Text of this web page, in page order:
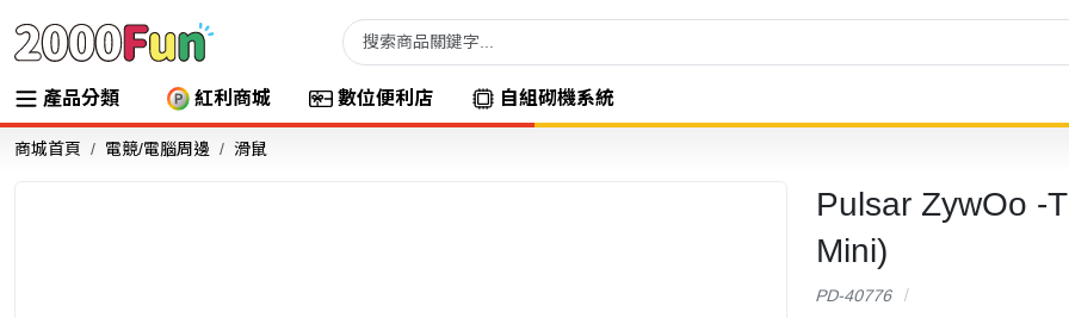
產品分類 紅利商城 數位便利店 自組砌機系統
商城首頁 電競/電腦周邊 滑鼠
Pulsar ZywOo -
Mini)
PD-40776